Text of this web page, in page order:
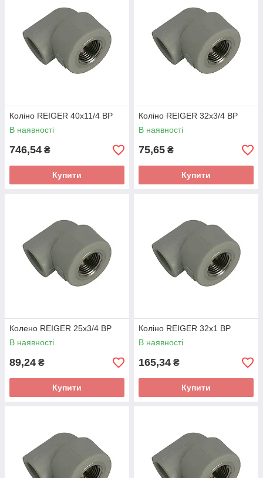
Коліно REIGER 40х11/4 ВР
В наявності
746,54 ₴
Купити
Коліно REIGER 32х3/4 ВР
В наявності
75,65 ₴
Купити
Колено REIGER 25х3/4 ВР
В наявності
89,24 ₴
Купити
Коліно REIGER 32х1 ВР
В наявності
165,34 ₴
Купити